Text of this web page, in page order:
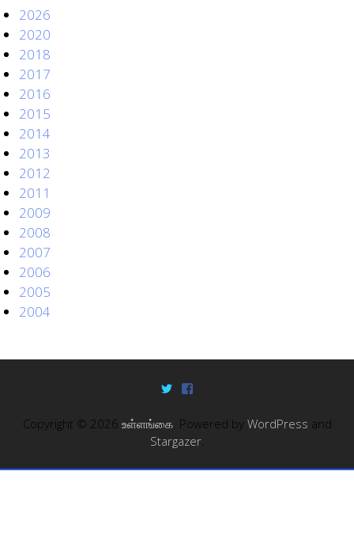
2026
2020
2018
2017
2016
2015
2014
2013
2012
2011
2009
2008
2007
2006
2005
2004
Copyright © 2026 உள்ளங்கை. Powered by WordPress and
Stargazer.